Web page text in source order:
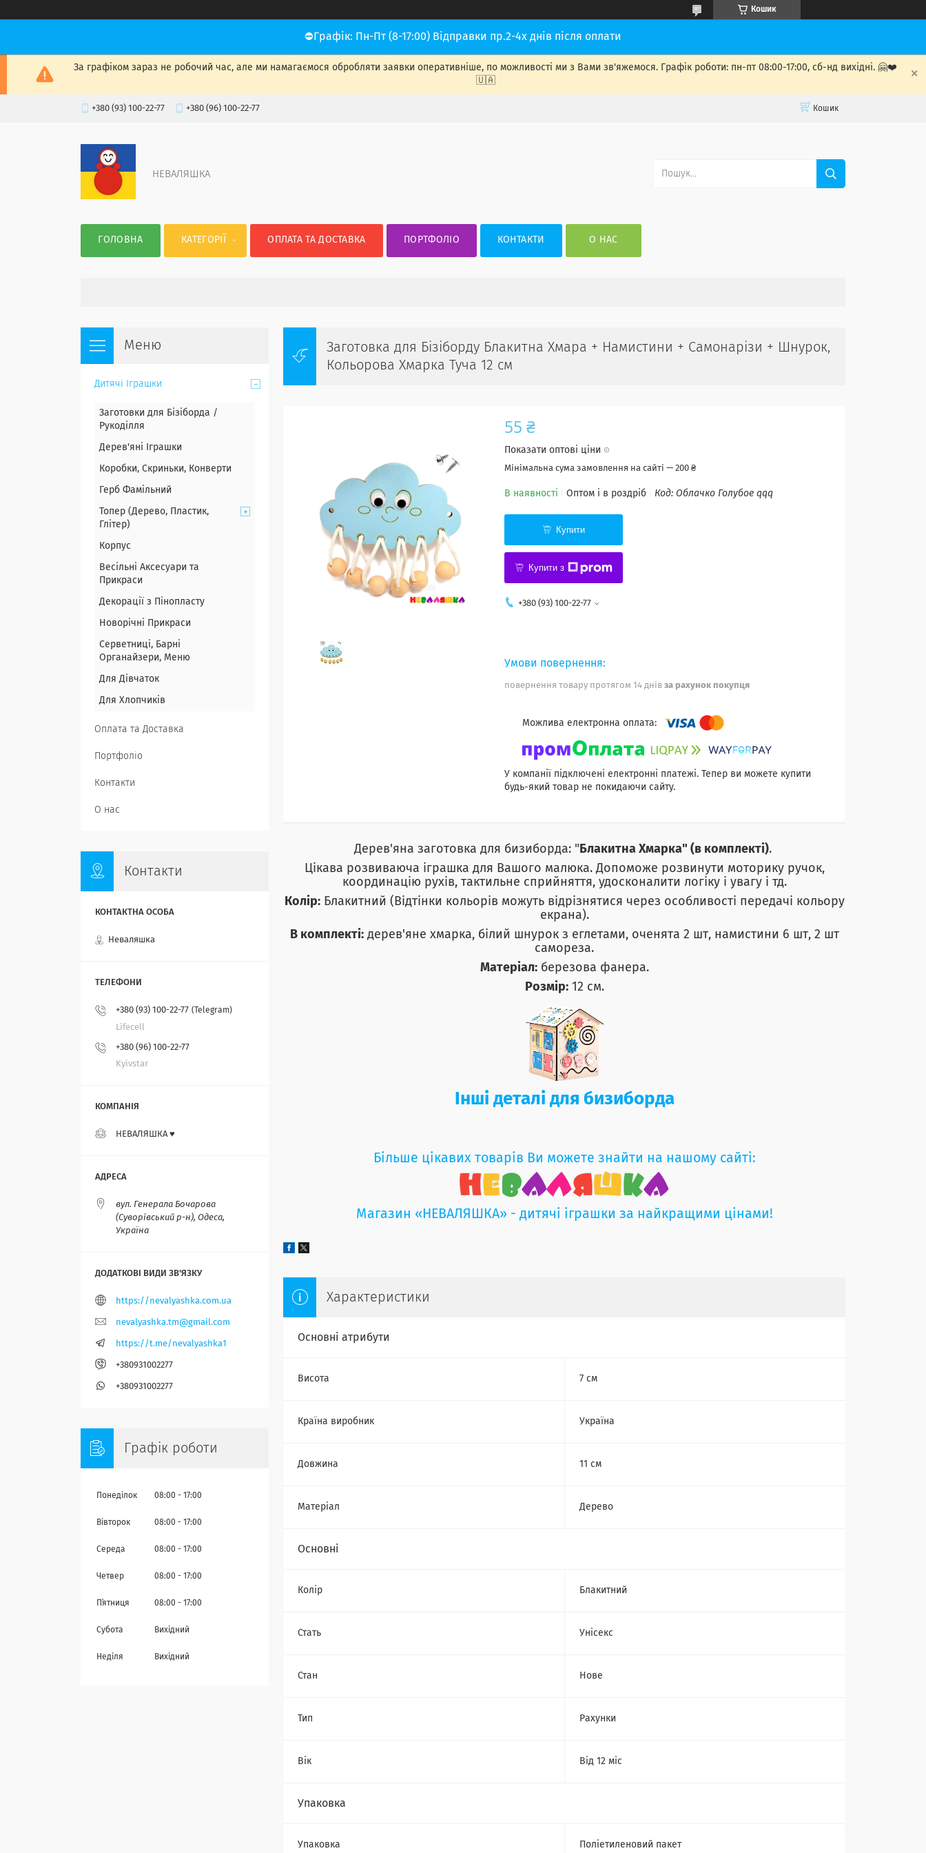
Кошик
⛔Графік: Пн-Пт (8-17:00) Відправки пр.2-4х днів після оплати
За графіком зараз не робочий час, але ми намагаємося обробляти заявки оперативніше, по можливості ми з Вами зв'яжемося. Графік роботи: пн-пт 08:00-17:00, сб-нд вихідні. 🤗❤️
🇺🇦
+380 (93) 100-22-77 +380 (96) 100-22-77 Кошик
НЕВАЛЯШКА
ГОЛОВНА КАТЕГОРІЇ ОПЛАТА ТА ДОСТАВКА ПОРТФОЛІО КОНТАКТИ О НАС
Заготовка для Бізіборду Блакитна Хмара + Намистини + Самонарізи + Шнурок,
Кольорова Хмарка Туча 12 см
55 ₴
Показати оптові ціни
Мінімальна сума замовлення на сайті — 200 ₴
В наявності Оптом і в роздріб Код: Облачко Голубое qqq
Купити
Купити з
+380 (93) 100-22-77
повернення товару протягом 14 днів за рахунок покупця
У компанії підключені електронні платежі. Тепер ви можете купити
будь-який товар не покидаючи сайту.
Дерев'яна заготовка для бизиборда: " Блакитна Хмарка" (в комплекті).
Цікава розвиваюча іграшка для Вашого малюка. Допоможе розвинути моторику ручок,
координацію рухів,тактильне сприйняття, удосконалити логіку і увагу і тд.
Колір:Блакитний ( Відтінки кольорів можуть відрізнятися через особливості передачі кольору
екрана).
В комплекті:дерев'яне хмарка, білий шнурок з еглетами, оченята 2 шт, намистини 6 шт, 2 шт
самореза.
Матеріал:березова фанера.
Розмір:12 см.
Інші деталі для бизиборда
Більше цікавих товарів Ви можете знайти на нашому сайті:
Магазин «НЕВАЛЯШКА» - дитячі іграшки за найкращими цінами!
Характеристики
Основні атрибути
Висота 7 см
Країна виробник Україна
Довжина 11 см
Матеріал Дерево
Основні
Колір Блакитний
Стать Унісекс
Стан Нове
Тип Рахунки
Вік Від 12 міс
Упаковка
Упаковка Поліетиленовий пакет
Дитячі Іграшки
Заготовки для Бізіборда /
Рукоділля
Дерев'яні Іграшки
Коробки, Скриньки, Конверти
Герб Фамільний
Топер (Дерево, Пластик,
Глітер)
Корпус
Весільні Аксесуари та
Прикраси
Декорації з Пінопласту
Новорічні Прикраси
Серветниці, Барні
Органайзери, Меню
Для Дівчаток
Для Хлопчиків
Оплата та Доставка
Портфоліо
Контакти
О нас
Контакти
Неваляшка
+380 (93) 100-22-77 Telegram
Lifecell
+380 (96) 100-22-77
Kyivstar
НЕВАЛЯШКА ♥️
вул. Генерала Бочарова
(Суворівський р-н), Одеса,
Україна
https://nevalyashka.com.ua
nevalyashka.tm@gmail.com
https://t.me/nevalyashka1
+380931002277
+380931002277
Графік роботи
Понеділок 08:00 17:00
Вівторок 08:00 17:00
Середа 08:00 17:00
Четвер 08:00 17:00
Пʼятниця 08:00 17:00
Субота Вихідний
Неділя Вихідний